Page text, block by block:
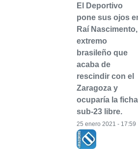
El Deportivo
pone sus ojos
Raí Nascimento,
extremo
brasileño que
acaba de
rescindir con el
Zaragoza y
ocuparía la ficha
sub-23 libre.
25 enero 2021 - 17:59